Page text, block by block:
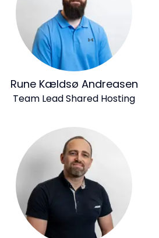
Rune Kældsø Andreasen
Team Lead Shared Hosting